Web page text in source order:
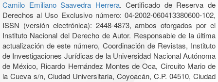
Camilo Emiliano Saavedra Herrera. Certificado de Reserva de
Derechos al Uso Exclusivo número: 04-2002-060413380600-102,
ISSN (versión electrónica): 2448-4873, ambos otorgados por el
Instituto Nacional del Derecho de Autor. Responsable de la última
actualización de este número, Coordinación de Revistas, Instituto
de Investigaciones Jurídicas de la Universidad Nacional Autónoma
de México, Ricardo Hernández Montes de Oca, Circuito Mario de
la Cueva s/n, Ciudad Universitaria, Coyoacán, C.P. 04510, Ciudad